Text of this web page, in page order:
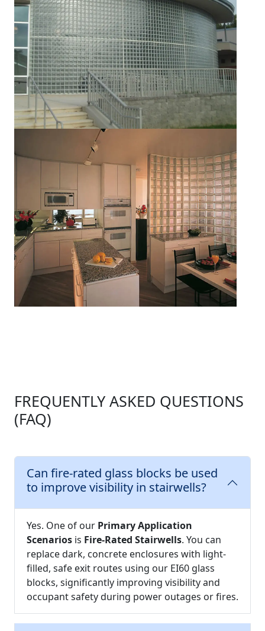
FREQUENTLY ASKED QUESTIONS
(FAQ)
Can fire-rated glass blocks be used
to improve visibility in stairwells?
Yes. One of our Primary Application
Scenarios is Fire-Rated Stairwells. You can
replace dark, concrete enclosures with light-
filled, safe exit routes using our EI60 glass
blocks, significantly improving visibility and
occupant safety during power outages or fires.